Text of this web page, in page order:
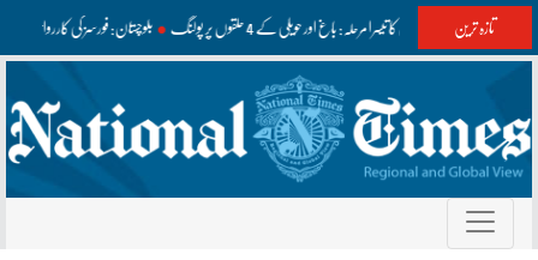
تازہ ترین آزاد کشمیر الیکشن کا تیسرا مرحلہ: باغ اور حویلی کے 4 حلقوں پر پولنگ بلوچستان: فورسز کی کارروائیاں،